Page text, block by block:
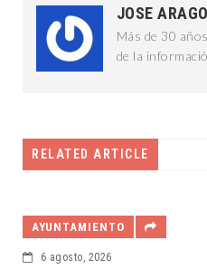
JOSE
Más de 30
de la
RELATED ARTICLE